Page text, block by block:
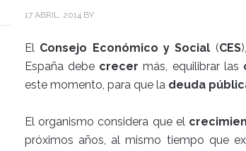
17 ABRIL, 2014 BY
El Consejo Económico y Social (CES
España debe crecer más, equilibrar las
este momento, para que la deuda
El organismo considera que el
próximos años, al mismo tiempo que